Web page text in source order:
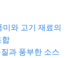
와 고기 재료의
합
과 풍부한 소스